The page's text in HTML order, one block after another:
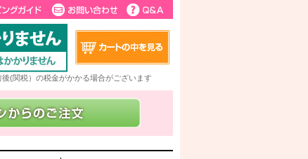
(関税）の税金がかかる場合がございます